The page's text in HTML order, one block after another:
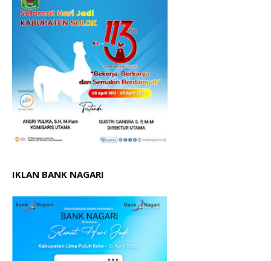
IKLAN BANK NAGARI